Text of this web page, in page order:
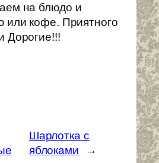
на блюдо и
или кофе. Приятного
Дорогие!!!
Шарлотка с
яблоками
→